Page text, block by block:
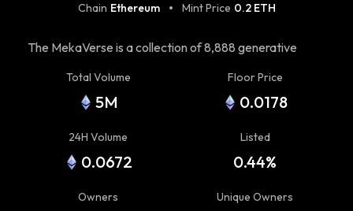
Chain Ethereum Mint Price 0.2 ETH
The MekaVerse is a collection of 8,888 generative
the collection at https://themekaverse.com/gallery. In
the distant future, drivers fight in a world divided into 4
the Titans who rule this planet. Which Faction are you
going to join? World map:
https://themekaverse.com/ for more details.
Total Volume
5M
Floor Price
0.0178
24H Volume
0.0672
Listed
0.44%
Owners Unique Owners